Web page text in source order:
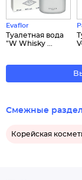
Evaflor
Туалетная вода
"W Whisky ...
Смежные
Корейская